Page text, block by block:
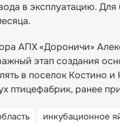
в эксплуатацию.
АПХ «Дороничи»
этап создания
в поселок Костино
птицефабрик, ранее
инкубационное